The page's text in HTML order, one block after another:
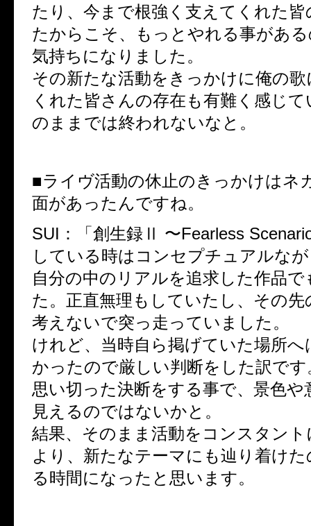
たり、今まで根強く支えてくれた
たからこそ、もっとやれる事があ
気持ちになりました。
その新たな活動をきっかけに俺の
くれた皆さんの存在も有難く感じ
のままでは終われないなと。
■ライヴ活動の休止のきっかけはネ
面があったんですね。
SUI：「創生録Ⅱ 〜Fearless
している時はコンセプチュアルな
自分の中のリアルを追求した作品
た。正直無理もしていたし、その先
考えないで突っ走っていました。
けれど、当時自ら掲げていた場所へ
かったので厳しい判断をした訳です
思い切った決断をする事で、景色や
見えるのではないかと。
結果、そのまま活動をコンスタン
より、新たなテーマにも辿り着け
る時間になったと思います。